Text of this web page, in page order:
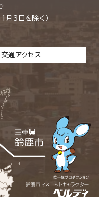
月3日を除く）
交通アクセス